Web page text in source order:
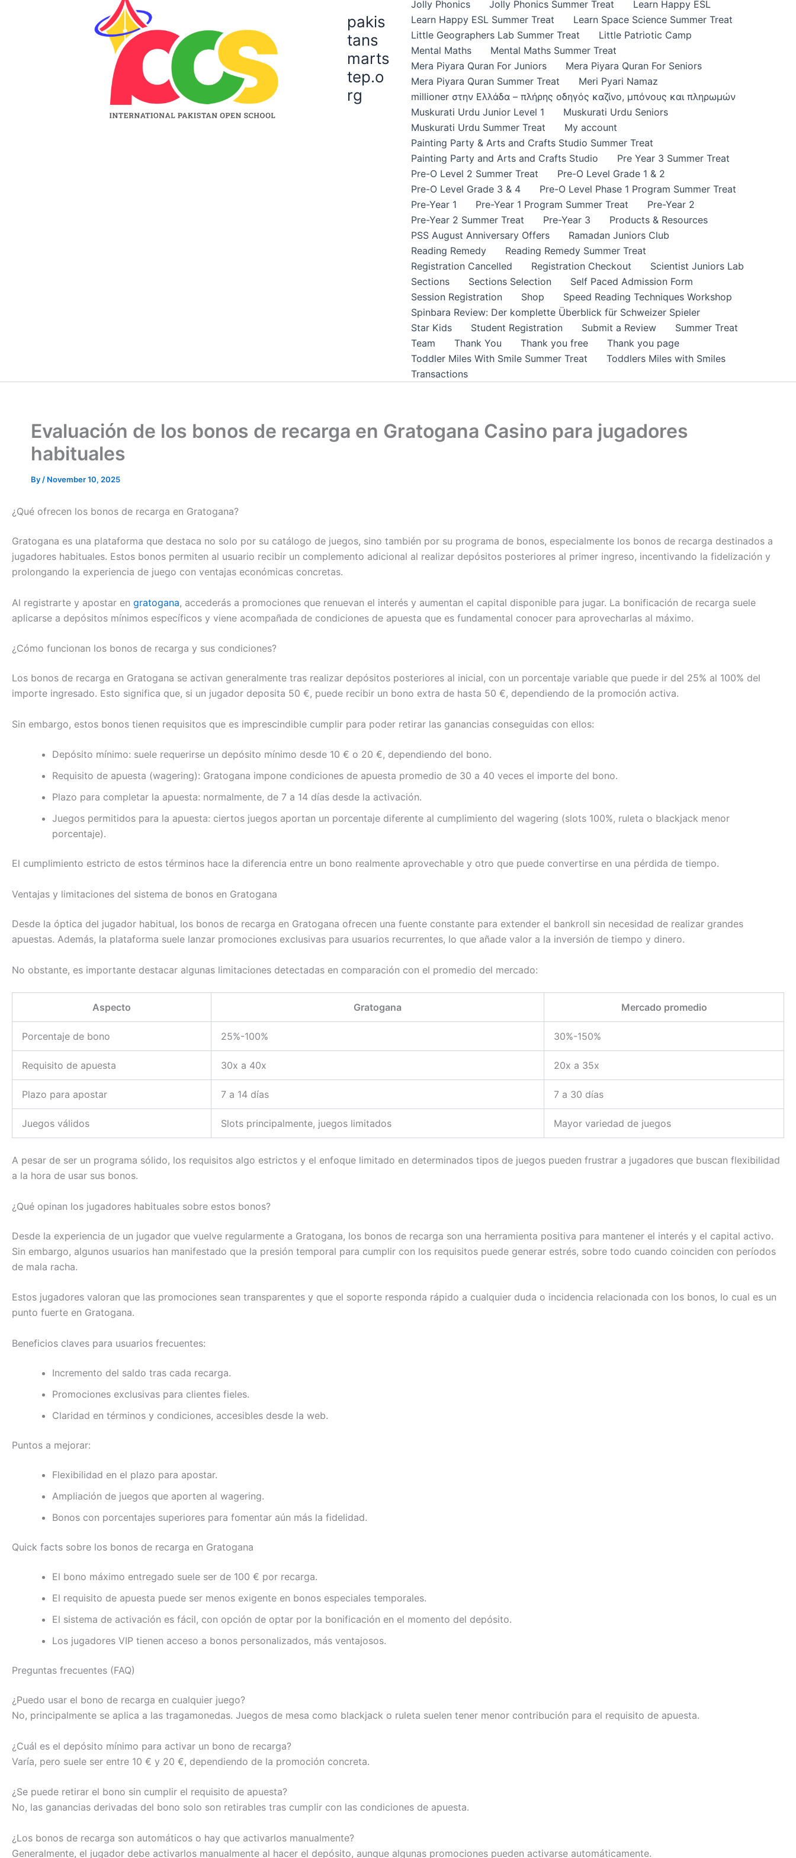
pakis
tans
marts
tep.o
rg
Jolly Phonics
Jolly Phonics Summer Treat
Learn Happy ESL
Learn Happy ESL Summer Treat
Learn Space Science Summer Treat
Little Geographers Lab Summer Treat
Little Patriotic Camp
Mental Maths
Mental Maths Summer Treat
Mera Piyara Quran For Juniors
Mera Piyara Quran For Seniors
Mera Piyara Quran Summer Treat
Meri Pyari Namaz
millioner στην Ελλάδα – πλήρης οδηγός καζίνο, μπόνους και πληρωμών
Muskurati Urdu Junior Level 1
Muskurati Urdu Seniors
Muskurati Urdu Summer Treat
My account
Painting Party & Arts and Crafts Studio Summer Treat
Painting Party and Arts and Crafts Studio
Pre Year 3 Summer Treat
Pre-O Level 2 Summer Treat
Pre-O Level Grade 1 & 2
Pre-O Level Grade 3 & 4
Pre-O Level Phase 1 Program Summer Treat
Pre-Year 1
Pre-Year 1 Program Summer Treat
Pre-Year 2
Pre-Year 2 Summer Treat
Pre-Year 3
Products & Resources
PSS August Anniversary Offers
Ramadan Juniors Club
Reading Remedy
Reading Remedy Summer Treat
Registration Cancelled
Registration Checkout
Scientist Juniors Lab
Sections
Sections Selection
Self Paced Admission Form
Session Registration
Shop
Speed Reading Techniques Workshop
Spinbara Review: Der komplette Überblick für Schweizer Spieler
Star Kids
Student Registration Submit a Review
Summer Treat
Team
Thank You Thank you free
Thank you page
Toddler Miles With Smile Summer Treat
Toddlers Miles with Smiles
Transactions
Evaluación de los bonos de recarga en Gratogana Casino para jugadores
habituales
By / November 10, 2025
¿Qué ofrecen los bonos de recarga en Gratogana?
Gratogana es una plataforma que destaca no solo por su catálogo de juegos, sino también por su programa de bonos, especialmente los bonos de recarga destinados a
jugadores habituales. Estos bonos permiten al usuario recibir un complemento adicional al realizar depósitos posteriores al primer ingreso, incentivando la fidelización y
prolongando la experiencia de juego con ventajas económicas concretas.
Al registrarte y apostar en gratogana, accederás a promociones que renuevan el interés y aumentan el capital disponible para jugar. La bonificación de recarga suele
aplicarse a depósitos mínimos específicos y viene acompañada de condiciones de apuesta que es fundamental conocer para aprovecharlas al máximo.
¿Cómo funcionan los bonos de recarga y sus condiciones?
Los bonos de recarga en Gratogana se activan generalmente tras realizar depósitos posteriores al inicial, con un porcentaje variable que puede ir del 25% al 100% del
importe ingresado. Esto significa que, si un jugador deposita 50 €, puede recibir un bono extra de hasta 50 €, dependiendo de la promoción activa.
Sin embargo, estos bonos tienen requisitos que es imprescindible cumplir para poder retirar las ganancias conseguidas con ellos:
Depósito mínimo: suele requerirse un depósito mínimo desde 10 € o 20 €, dependiendo del bono.
Requisito de apuesta (wagering): Gratogana impone condiciones de apuesta promedio de 30 a 40 veces el importe del bono.
Plazo para completar la apuesta: normalmente, de 7 a 14 días desde la activación.
Juegos permitidos para la apuesta: ciertos juegos aportan un porcentaje diferente al cumplimiento del wagering (slots 100%, ruleta o blackjack menor
porcentaje).
El cumplimiento estricto de estos términos hace la diferencia entre un bono realmente aprovechable y otro que puede convertirse en una pérdida de tiempo.
Ventajas y limitaciones del sistema de bonos en Gratogana
Desde la óptica del jugador habitual, los bonos de recarga en Gratogana ofrecen una fuente constante para extender el bankroll sin necesidad de realizar grandes
apuestas. Además, la plataforma suele lanzar promociones exclusivas para usuarios recurrentes, lo que añade valor a la inversión de tiempo y dinero.
No obstante, es importante destacar algunas limitaciones detectadas en comparación con el promedio del mercado:
Aspecto Gratogana Mercado promedio
Porcentaje de bono 25%-100% 30%-150%
Requisito de apuesta 30x a 40x 20x a 35x
Plazo para apostar 7 a 14 días 7 a 30 días
Juegos válidos Slots principalmente, juegos limitados Mayor variedad de juegos
A pesar de ser un programa sólido, los requisitos algo estrictos y el enfoque limitado en determinados tipos de juegos pueden frustrar a jugadores que buscan flexibilidad
a la hora de usar sus bonos.
¿Qué opinan los jugadores habituales sobre estos bonos?
Desde la experiencia de un jugador que vuelve regularmente a Gratogana, los bonos de recarga son una herramienta positiva para mantener el interés y el capital activo.
Sin embargo, algunos usuarios han manifestado que la presión temporal para cumplir con los requisitos puede generar estrés, sobre todo cuando coinciden con períodos
de mala racha.
Estos jugadores valoran que las promociones sean transparentes y que el soporte responda rápido a cualquier duda o incidencia relacionada con los bonos, lo cual es un
punto fuerte en Gratogana.
Beneficios claves para usuarios frecuentes:
Incremento del saldo tras cada recarga.
Promociones exclusivas para clientes fieles.
Claridad en términos y condiciones, accesibles desde la web.
Puntos a mejorar:
Flexibilidad en el plazo para apostar.
Ampliación de juegos que aporten al wagering.
Bonos con porcentajes superiores para fomentar aún más la fidelidad.
Quick facts sobre los bonos de recarga en Gratogana
El bono máximo entregado suele ser de 100 € por recarga.
El requisito de apuesta puede ser menos exigente en bonos especiales temporales.
El sistema de activación es fácil, con opción de optar por la bonificación en el momento del depósito.
Los jugadores VIP tienen acceso a bonos personalizados, más ventajosos.
Preguntas frecuentes (FAQ)
¿Puedo usar el bono de recarga en cualquier juego?
No, principalmente se aplica a las tragamonedas. Juegos de mesa como blackjack o ruleta suelen tener menor contribución para el requisito de apuesta.
¿Cuál es el depósito mínimo para activar un bono de recarga?
Varía, pero suele ser entre 10 € y 20 €, dependiendo de la promoción concreta.
¿Se puede retirar el bono sin cumplir el requisito de apuesta?
No, las ganancias derivadas del bono solo son retirables tras cumplir con las condiciones de apuesta.
¿Los bonos de recarga son automáticos o hay que activarlos manualmente?
Generalmente, el jugador debe activarlos manualmente al hacer el depósito, aunque algunas promociones pueden activarse automáticamente.